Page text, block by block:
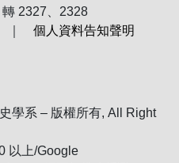
2327、2328
個人資料告知聲明
學系 – 版權所有, All Right
以上/Google